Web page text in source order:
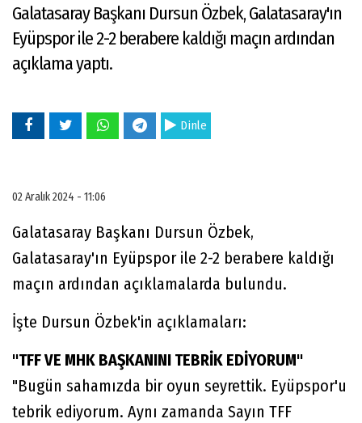
Galatasaray Başkanı Dursun Özbek, Galatasaray'ın
Eyüpspor ile 2-2 berabere kaldığı maçın ardından
açıklama yaptı.
Dinle
02 Aralık 2024 - 11:06
Galatasaray Başkanı Dursun Özbek,
Galatasaray'ın Eyüpspor ile 2-2 berabere kaldığı
maçın ardından açıklamalarda bulundu.
İşte Dursun Özbek'in açıklamaları:
"TFF VE MHK BAŞKANINI TEBRİK EDİYORUM"
"Bugün sahamızda bir oyun seyrettik. Eyüpspor'u
tebrik ediyorum. Aynı zamanda Sayın TFF